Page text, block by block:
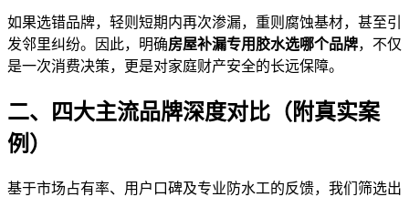
如果选错品牌，轻则短期内再次渗漏，重则腐蚀基材，甚至引
发邻里纠纷。因此，明确房屋补漏专用胶水选哪个品牌，不仅
是一次消费决策，更是对家庭财产安全的长远保障。
二、四大主流品牌深度对比（附真实案
例）
基于市场占有率、用户口碑及专业防水工的反馈，我们筛选出